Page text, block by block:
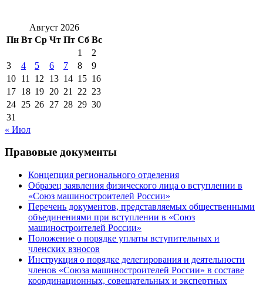
Август 2026
Пн Вт Ср Чт Пт Сб Вс
1
2
3
4 5 6 7 8
9
10 11 12 13 14 15 16
17 18 19 20 21 22 23
24 25 26 27 28 29 30
31
« Июл
Правовые документы
Концепция регионального отделения
Образец заявления физического лица о вступлении в
«Союз машиностроителей России»
Перечень документов, представляемых общественными
объединениями при вступлении в «Союз
машиностроителей России»
Положение о порядке уплаты вступительных и
членских взносов
Инструкция о порядке делегирования и деятельности
членов «Союза машиностроителей России» в составе
координационных, совещательных и экспертных